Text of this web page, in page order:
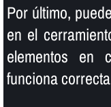
Por último,
en el
elementos en
funciona